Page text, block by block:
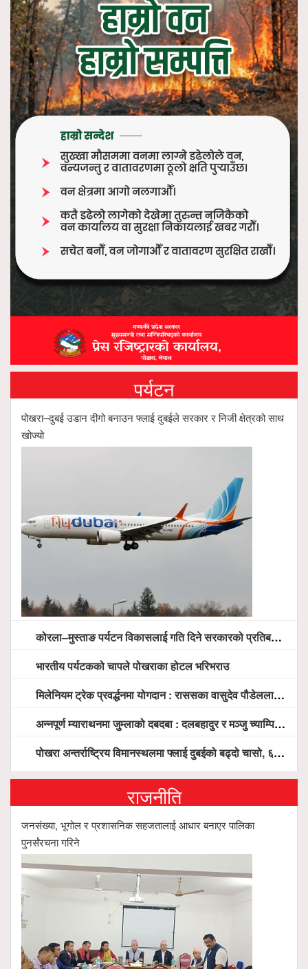
पर्यटन
पोखरा–दुबई उडान दीगो बनाउन फ्लाई दुबईले सरकार र निजी क्षेत्रको साथ
खोज्यो
कोरला–मुस्ताङ पर्यटन विकासलाई गति दिने सरकारको प्रतिबद्धता, स्थानीय सरोकारवालासँग व्यापक छलफल
भारतीय पर्यटकको चापले पोखराका होटल भरिभराउ
मिलेनियम ट्रेक प्रवर्द्धनमा योगदान : राससका वासुदेव पौडेललाई ‘मिलेनियम ट्रेक अवार्ड’ प्रदान गरिने
अन्नपूर्ण म्याराथनमा जुम्लाको दबदबा : दलबहादुर र मञ्जु च्याम्पियन, नगदसहित भव्य सम्मान
पोखरा अन्तर्राष्ट्रिय विमानस्थलमा फ्लाई दुबईको बढ्दो चासो, ६ घण्टा लामो प्राविधिक निरीक्षणपछि दैनिक उडानको ढोका खुल्दै
राजनीति
जनसंख्या, भूगोल र प्रशासनिक सहजतालाई आधार बनाएर पालिका
पुनर्संरचना गरिने